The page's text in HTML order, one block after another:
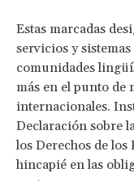
Estas marcadas
servicios y
comunidades
más en el punto de
internacionales.
Declaración sobre
los Derechos de
hincapié en las